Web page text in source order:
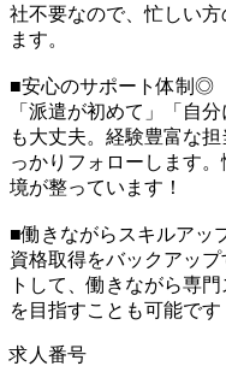
社不要なので、忙しい
ます。
■安心のサポート体制◎
「派遣が初めて」「自
も大丈夫。経験豊富な
っかりフォローします
境が整っています！
■働きながらスキルアッ
資格取得をバックアッ
トして、働きながら専
を目指すことも可能です
求人番号